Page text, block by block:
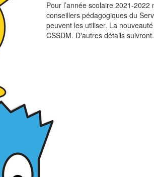
Pour l’année scolaire 2021-2022
conseillers pédagogiques du
peuvent lesutiliser. La
CSSDM. D'autres détails suivront.